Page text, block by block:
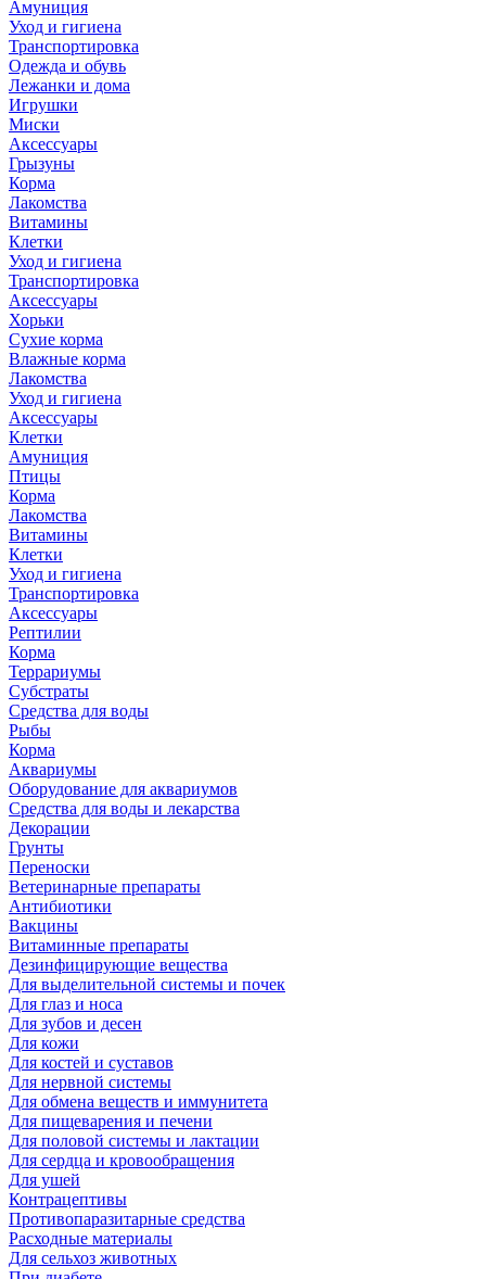
Амуниция
Уход и гигиена
Транспортировка
Одежда и обувь
Лежанки и дома
Игрушки
Миски
Аксессуары
Грызуны
Корма
Лакомства
Витамины
Клетки
Уход и гигиена
Транспортировка
Аксессуары
Хорьки
Сухие корма
Влажные корма
Лакомства
Уход и гигиена
Аксессуары
Клетки
Амуниция
Птицы
Корма
Лакомства
Витамины
Клетки
Уход и гигиена
Транспортировка
Аксессуары
Рептилии
Корма
Террариумы
Субстраты
Средства для воды
Рыбы
Корма
Аквариумы
Оборудование для аквариумов
Средства для воды и лекарства
Декорации
Грунты
Переноски
Ветеринарные препараты
Антибиотики
Вакцины
Витаминные препараты
Дезинфицирующие вещества
Для выделительной системы и почек
Для глаз и носа
Для зубов и десен
Для кожи
Для костей и суставов
Для нервной системы
Для обмена веществ и иммунитета
Для пищеварения и печени
Для половой системы и лактации
Для сердца и кровообращения
Для ушей
Контрацептивы
Противопаразитарные средства
Расходные материалы
Для сельхоз животных